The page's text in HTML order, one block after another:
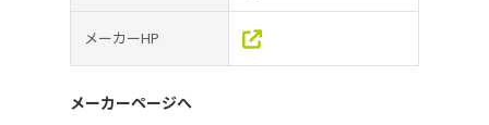
メーカーHP
メーカーページへ